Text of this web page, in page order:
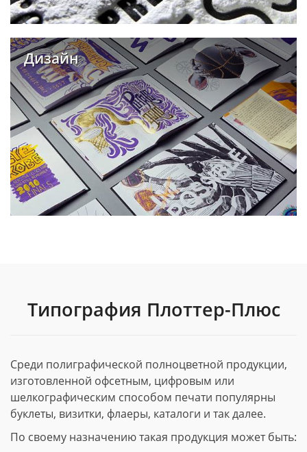
Дизайн
Типография Плоттер-Плюс
Среди полиграфической полноцветной продукции,
изготовленной офсетным, цифровым или
шелкографическим способом печати популярны
буклеты, визитки, флаеры, каталоги и так далее.
По своему назначению такая продукция может быть: